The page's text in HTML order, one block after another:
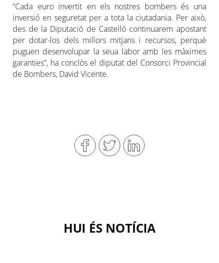
“Cada euro invertit en els nostres bombers és una
inversió en seguretat per a tota la ciutadania. Per això,
des de la Diputació de Castelló continuarem apostant
per dotar-los dels millors mitjans i recursos, perquè
puguen desenvolupar la seua labor amb les màximes
garanties”, ha conclòs el diputat del Consorci Provincial
de Bombers, David Vicente.
HUI ÉS NOTÍCIA